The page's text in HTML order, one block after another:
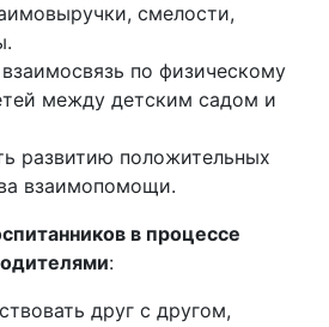
смелости,
по физическому
между детским садом и
развитию положительных
взаимопомощи.
в процессе
:
друг с другом,